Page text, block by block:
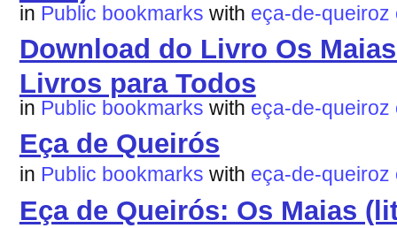
in Public bookmarks with eça-de-queiroz
Download do Livro Os
Livros para Todos
in Public bookmarks with eça-de-queiroz
Eça de Queirós
in Public bookmarks with eça-de-queiroz
Eça de Queirós: Os Maias